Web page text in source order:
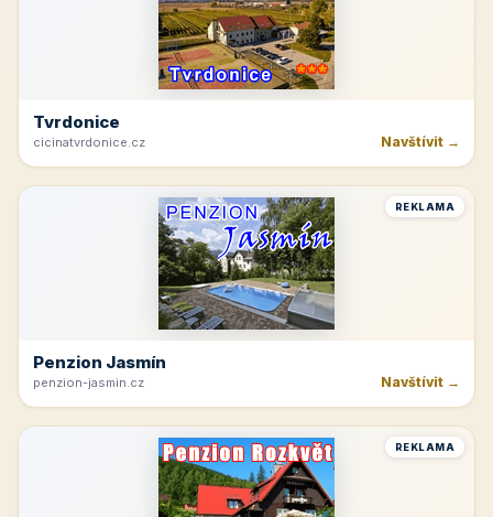
Tvrdonice
cicinatvrdonice.cz Navštívit →
REKLAMA
Penzion Jasmín
penzion-jasmin.cz Navštívit →
REKLAMA